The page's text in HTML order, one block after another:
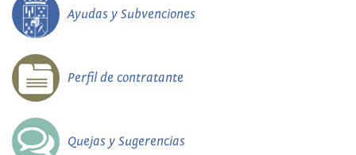
Ayudas y Subvenciones
Perfil de contratante
Quejas y Sugerencias